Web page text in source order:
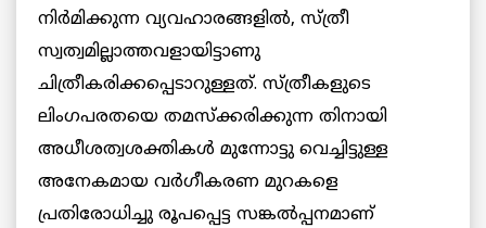
നിര്‍മിക്കുന്ന വ്യവഹാരങ്ങളില്‍, സ്ത്രീ
സ്വത്വമില്ലാത്തവളായിട്ടാണു
ചിത്രീകരിക്കപ്പെടാറുള്ളത്. സ്ത്രീകളുടെ
ലിംഗപരതയെ തമസ്ക്കരിക്കുന്ന തിനായി
അധീശത്വശക്തികള്‍ മുന്നോട്ടു വെച്ചിട്ടുള്ള
അനേകമായ വര്‍ഗീകരണ മുറകളെ
പ്രതിരോധിച്ചു രൂപപ്പെട്ട സങ്കല്‍പ്പനമാണ്